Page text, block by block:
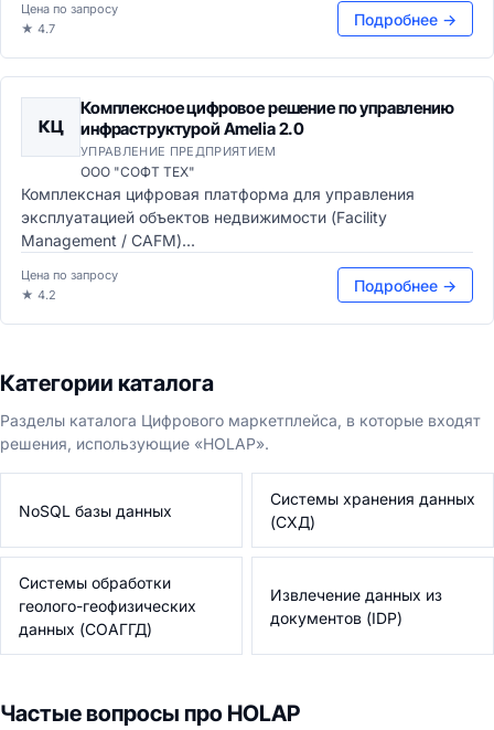
Цена по запросу
★ 4.7
Подробнее →
КЦ
Комплексное цифровое решение по управлению
инфраструктурой Amelia 2.0
УПРАВЛЕНИЕ ПРЕДПРИЯТИЕМ
ООО "СОФТ ТЕХ"
Комплексная цифровая платформа для управления
эксплуатацией объектов недвижимости (Facility
Management / CAFM)...
Цена по запросу
★ 4.2
Подробнее →
Категории каталога
Разделы каталога Цифрового маркетплейса, в которые входят
решения, использующие «HOLAP».
NoSQL базы данных
Системы хранения данных
(СХД)
Системы обработки
геолого-геофизических
данных (СОАГГД)
Извлечение данных из
документов (IDP)
Частые вопросы про HOLAP